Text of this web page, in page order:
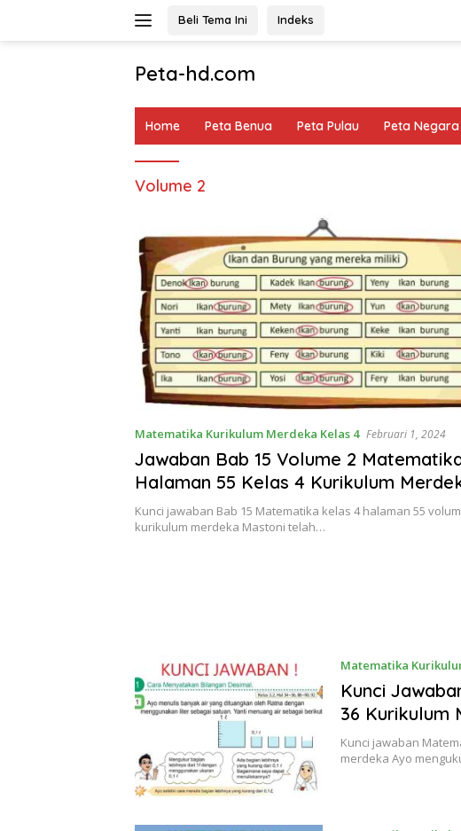
Beli Tema Ini Indeks
Peta-hd.com
Gambar
HD
Home Peta Benua Peta Pulau Peta Negara
Volume 2
Matematika Kurikulum Merdeka Kelas 4 Februari 1, 2024
Jawaban Bab 15 Volume 2
Halaman 55 Kelas 4 Kurikulum
Mastoni Meminta Teman-teman
Sekelasnya Untuk Melingkari
Kunci jawaban Bab 15 Matematika kelas 4 halaman 55
kurikulum merdeka Mastoni telah…
Matematika
Kunci
36 Kurikulum
Kunci jawaban
merdeka Ayo